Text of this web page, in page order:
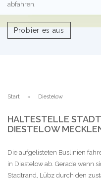
abfahren.
Probier es aus
Start Diestelow
HALTESTELLE
DIESTELOW
Die aufgelisteten Buslinien
in Diestelow ab. Gerade wenn
Stadtrand, Lübz durch den